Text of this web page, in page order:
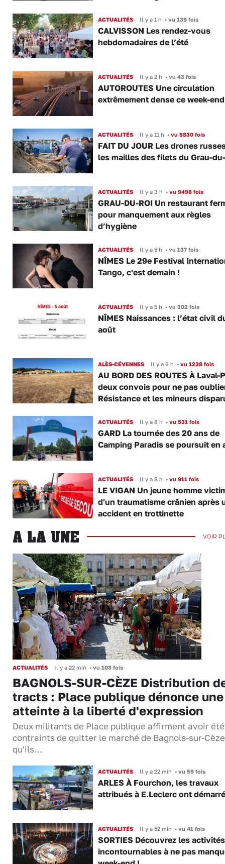
ACTUALITÉS Il y a 1 h •vu 139 fois
CALVISSON Les rendez-vous
hebdomadaires de l’été
ACTUALITÉS Il y a 2 h •vu 43 fois
AUTOROUTES Une circulation
extrêmement dense ce week-end
ACTUALITÉS Il y a 11 h •vu 5830 fois
FAIT DU JOUR Les drones
les mailles des filets du Grau-
ACTUALITÉS Il y a 3 h •vu 9498 fois
GRAU-DU-ROI Un restaurant
pour manquement aux règles
d’hygiène
ACTUALITÉS Il y a 5 h •vu 137 fois
NÎMES Le 29e Festival
Tango, c'est demain !
ACTUALITÉS Il y a 5 h •vu 302 fois
NÎMES Naissances : l’état civil
août
ALÈS-CÉVENNES Il y a 6 h •vu 1238 fois
AU BORD DES ROUTES À Laval-
deux convois pour ne pas
Résistance et les mineurs
ACTUALITÉS Il y a 8 h •vu 531 fois
GARD La tournée des 20 ans de
Camping Paradis se poursuit en
ACTUALITÉS Il y a 8 h •vu 911 fois
LE VIGAN Un jeune homme
d'un traumatisme crânien après
accident en trottinette
A LA UNE VOIR
ACTUALITÉS Il y a 22 min • vu 103 fois
BAGNOLS-SUR-CÈZE Distribution
tracts : Place publique dénonce une
atteinte à la liberté d'expression
Deux militants de Place publique affirment avoir été
contraints de quitter le marché de Bagnols-sur-
qu'ils…
ACTUALITÉS Il y a 22 min •vu 59 fois
ARLES À Fourchon, les travaux
attribués à E.Leclerc ont démarré
ACTUALITÉS Il y a 52 min •vu 41 fois
SORTIES Découvrez les activités
incontournables à ne pas